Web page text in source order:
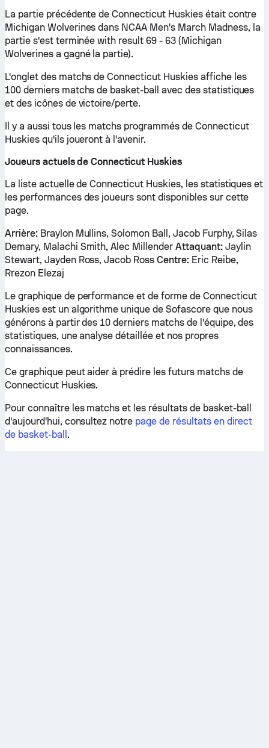
La partie précédente de Connecticut Huskies était contre
Michigan Wolverines dans NCAA Men's March Madness, la
partie s'est terminée with result 69 - 63 (Michigan
Wolverines a gagné la partie).
L'onglet des matchs de Connecticut Huskies affiche les
100 derniers matchs de basket-ball avec des statistiques
et des icônes de victoire/perte.
Il y a aussi tous les matchs programmés de Connecticut
Huskies qu'ils joueront à l'avenir.
Joueurs actuels de Connecticut Huskies
La liste actuelle de Connecticut Huskies, les statistiques et
les performances des joueurs sont disponibles sur cette
page.
Arrière:Braylon Mullins, Solomon Ball, Jacob Furphy, Silas
Demary, Malachi Smith, Alec Millender Attaquant:Jaylin
Stewart, Jayden Ross, Jacob RossCentre:Eric Reibe,
Rrezon Elezaj
Le graphique de performance et de forme de Connecticut
Huskies est un algorithme unique de Sofascore que nous
générons à partir des 10 derniers matchs de l'équipe, des
statistiques, une analyse détaillée et nos propres
connaissances.
Ce graphique peut aider à prédire les futurs matchs de
Connecticut Huskies.
Pour connaître les matchs et les résultats de basket-ball
d'aujourd'hui, consultez notre page de résultats en direct
de basket-ball .